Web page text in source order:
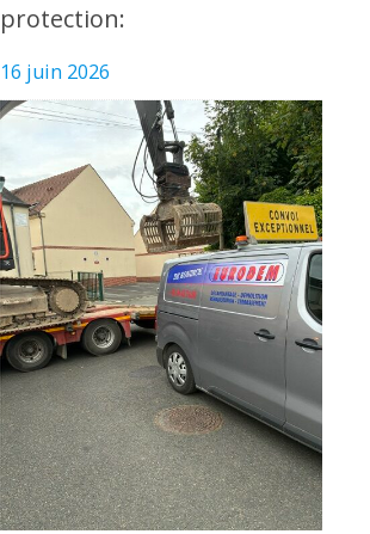
protection:
16 juin 2026